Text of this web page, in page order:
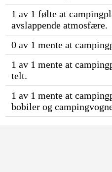
1 av 1 følte at
avslappende atmosfære.
0 av 1 mente at
1 av 1 mente at
telt.
1 av 1 mente at
bobiler og